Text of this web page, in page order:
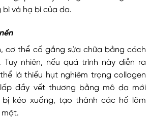
và hạ bì của da.
cơ thể cố gắng sửa chữa bằng cách
nhiên, nếu quá trình này diễn ra
là thiếu hụt nghiêm trọng collagen
đầy vết thương bằng mô da mới
bị kéo xuống, tạo thành các hố lõm